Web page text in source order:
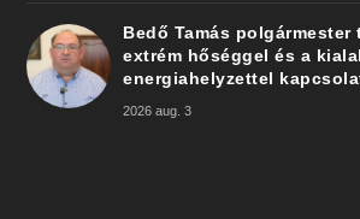
Bedő Tamás
extrém hőséggel és a
energiahelyzettel
2026 aug. 3